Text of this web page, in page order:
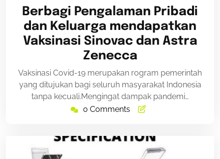
2021
Berbagi Pengalaman Pribadi
dan Keluarga mendapatkan
Vaksinasi Sinovac dan Astra
Zenecca
Vaksinasi Covid-19 merupakan rogram pemerintah
yang ditujukan bagi seluruh masyarakat Indonesia
tanpa kecuali.Mengingat dampak pandemi…
0 Comments